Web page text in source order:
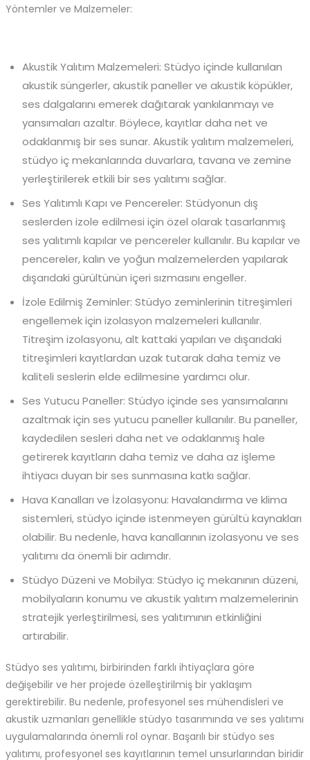
Yöntemler ve Malzemeler:
Akustik Yalıtım Malzemeleri: Stüdyo içinde kullanılan
akustik süngerler, akustik paneller ve akustik köpükler,
ses dalgalarını emerek dağıtarak yankılanmayı ve
yansımaları azaltır. Böylece, kayıtlar daha net ve
odaklanmış bir ses sunar. Akustik yalıtım malzemeleri,
stüdyo iç mekanlarında duvarlara, tavana ve zemine
yerleştirilerek etkili bir ses yalıtımı sağlar.
Ses Yalıtımlı Kapı ve Pencereler: Stüdyonun dış
seslerden izole edilmesi için özel olarak tasarlanmış
ses yalıtımlı kapılar ve pencereler kullanılır. Bu kapılar ve
pencereler, kalın ve yoğun malzemelerden yapılarak
dışarıdaki gürültünün içeri sızmasını engeller.
İzole Edilmiş Zeminler: Stüdyo zeminlerinin titreşimleri
engellemek için izolasyon malzemeleri kullanılır.
Titreşim izolasyonu, alt kattaki yapıları ve dışarıdaki
titreşimleri kayıtlardan uzak tutarak daha temiz ve
kaliteli seslerin elde edilmesine yardımcı olur.
Ses Yutucu Paneller: Stüdyo içinde ses yansımalarını
azaltmak için ses yutucu paneller kullanılır. Bu paneller,
kaydedilen sesleri daha net ve odaklanmış hale
getirerek kayıtların daha temiz ve daha az işleme
ihtiyacı duyan bir ses sunmasına katkı sağlar.
Hava Kanalları ve İzolasyonu: Havalandırma ve klima
sistemleri, stüdyo içinde istenmeyen gürültü kaynakları
olabilir. Bu nedenle, hava kanallarının izolasyonu ve ses
yalıtımı da önemli bir adımdır.
Stüdyo Düzeni ve Mobilya: Stüdyo iç mekanının düzeni,
mobilyaların konumu ve akustik yalıtım malzemelerinin
stratejik yerleştirilmesi, ses yalıtımının etkinliğini
artırabilir.
Stüdyo ses yalıtımı, birbirinden farklı ihtiyaçlara göre
değişebilir ve her projede özelleştirilmiş bir yaklaşım
gerektirebilir. Bu nedenle, profesyonel ses mühendisleri ve
akustik uzmanları genellikle stüdyo tasarımında ve ses yalıtımı
uygulamalarında önemli rol oynar. Başarılı bir stüdyo ses
yalıtımı, profesyonel ses kayıtlarının temel unsurlarından biridir